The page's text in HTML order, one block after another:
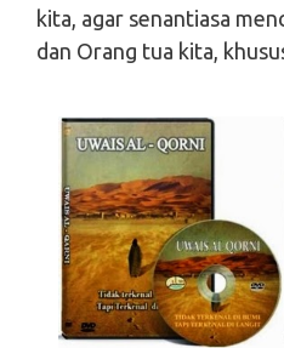
kita, agar senantiasa
dan Orang tua kita,